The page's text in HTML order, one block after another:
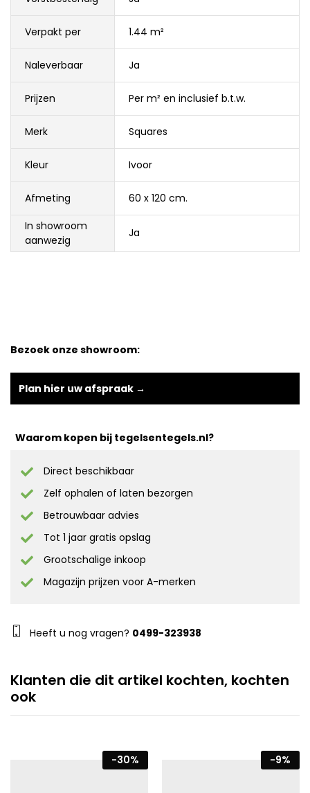
Verpakt per 1.44 m²
Naleverbaar Ja
Prijzen Per m² en inclusief b.t.w.
Merk Squares
Kleur Ivoor
Afmeting
60 x 120 cm.
In showroom
aanwezig
Ja
Bezoek onze showroom:
Plan hier uw afspraak →
Waarom kopen bij tegelsentegels.nl?
Direct beschikbaar
Zelf ophalen of laten bezorgen
Betrouwbaar advies
Tot 1 jaar gratis opslag
Grootschalige inkoop
Magazijn prijzen voor A-merken
Heeft u nog vragen? 0499-323938
Klanten die dit artikel kochten, kochten
ook
-30% -9%